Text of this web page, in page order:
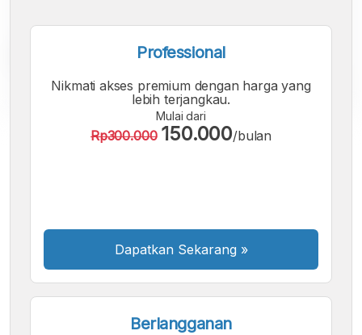
A A A
Professional
Nikmati akses premium dengan harga yang
lebih terjangkau.
Mulai dari
Rp300.000 150.000/bulan
Dapatkan Sekarang »
Berlangganan